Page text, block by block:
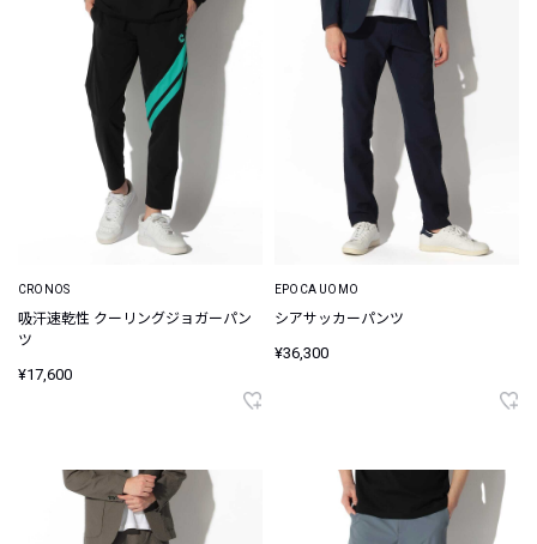
CRONOS
吸汗速乾性 クーリングジョガーパン
ツ
¥17,600
EPOCA UOMO
シアサッカーパンツ
¥36,300